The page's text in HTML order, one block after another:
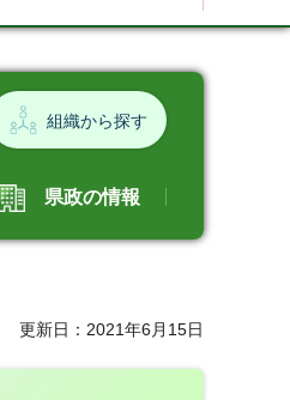
組織から探す
県政の情報
更新日：2021年6月15日